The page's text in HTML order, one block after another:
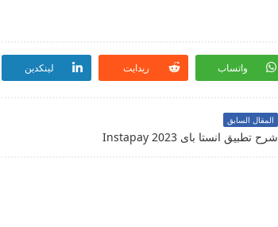
واتساب ريدايت لينكدين
المقال السابق
شرح تطبيق انستا باى Instapay 2023